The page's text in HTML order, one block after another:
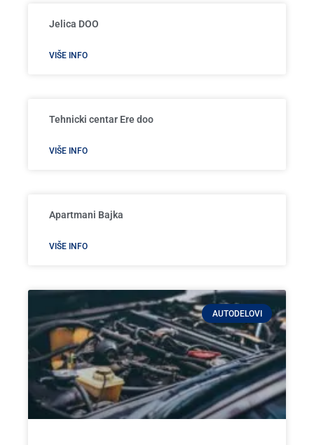
Jelica DOO
VIŠE INFO
Tehnicki centar Ere doo
VIŠE INFO
Apartmani Bajka
VIŠE INFO
AUTODELOVI